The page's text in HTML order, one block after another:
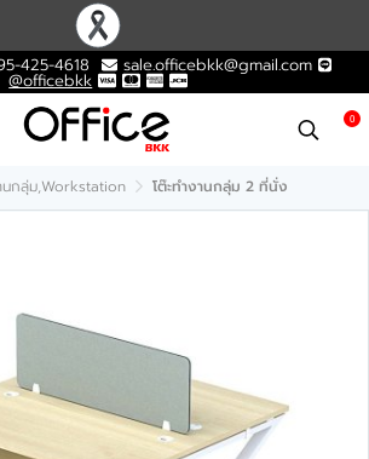
425-4618 sale.officebkk@gmail.com
@officebkk
0
นกลุ่ม,Workstation โต๊ะทำงานกลุ่ม 2 ที่นั่ง